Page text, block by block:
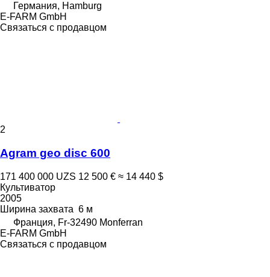
Германия, Hamburg
E-FARM GmbH
Связаться с продавцом
2
Agram geo disc 600
171 400 000 UZS 12 500 € ≈ 14 440 $
Культиватор
2005
Ширина захвата 6 м
Франция, Fr-32490 Monferran
E-FARM GmbH
Связаться с продавцом